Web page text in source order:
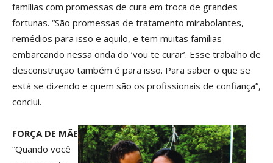
famílias com promessas de cura em troca de grandes
fortunas. “São promessas de tratamento mirabolantes,
remédios para isso e aquilo, e tem muitas famílias
embarcando nessa onda do ‘vou te curar’. Esse trabalho de
desconstrução também é para isso. Para saber o que se
está se dizendo e quem são os profissionais de confiança”,
conclui.
FORÇA DE MÃE
“Quando você